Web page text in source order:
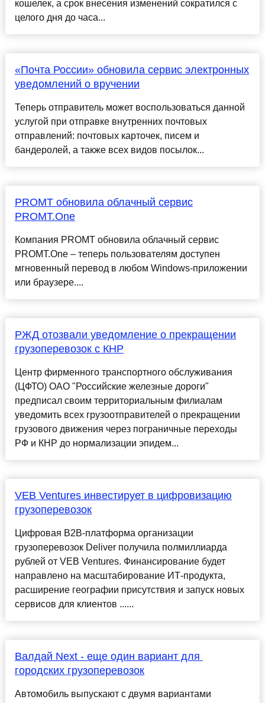
кошелек, а срок внесения изменений сократился с
целого дня до часа...
«Почта России» обновила сервис электронных
уведомлений о вручении
Теперь отправитель может воспользоваться данной
услугой при отправке внутренних почтовых
отправлений: почтовых карточек, писем и
бандеролей, а также всех видов посылок...
PROMT обновила облачный сервис
PROMT.One
Компания PROMT обновила облачный сервис
PROMT.One – теперь пользователям доступен
мгновенный перевод в любом Windows-приложении
или браузере....
РЖД отозвали уведомление о прекращении
грузоперевозок с КНР
Центр фирменного транспортного обслуживания
(ЦФТО) ОАО "Российские железные дороги"
предписал своим территориальным филиалам
уведомить всех грузоотправителей о прекращении
грузового движения через пограничные переходы
РФ и КНР до нормализации эпидем...
VEB Ventures инвестирует в цифровизацию
грузоперевозок
Цифровая B2B-платформа организации
грузоперевозок Deliver получила полмиллиарда
рублей от VEB Ventures. Финансирование будет
направлено на масштабирование ИТ-продукта,
расширение географии присутствия и запуск новых
сервисов для клиентов ......
Валдай Next - еще один вариант для ​
городских грузоперевозок
Автомобиль выпускают с двумя вариантами